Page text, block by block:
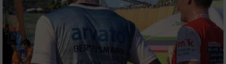
IAB-Verarbeitungszwecke:
Speichern von oder Zugriff auf Informationen
auf einem Endgerät
Verwendung reduzierter Daten zur Auswahl
von Werbeanzeigen